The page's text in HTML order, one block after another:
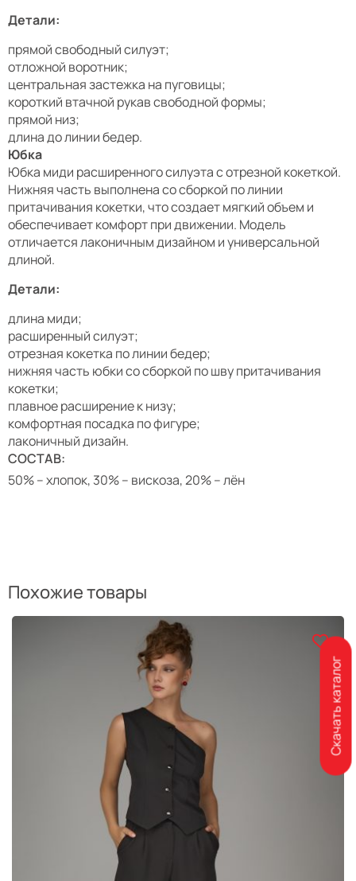
Детали:
прямой свободный силуэт;
отложной воротник;
центральная застежка на пуговицы;
короткий втачной рукав свободной формы;
прямой низ;
длина до линии бедер.
Юбка
Юбка миди расширенного силуэта с отрезной кокеткой.
Нижняя часть выполнена со сборкой по линии
притачивания кокетки, что создает мягкий объем и
обеспечивает комфорт при движении. Модель
отличается лаконичным дизайном и универсальной
длиной.
Детали:
длина миди;
расширенный силуэт;
отрезная кокетка по линии бедер;
нижняя часть юбки со сборкой по шву притачивания
кокетки;
плавное расширение к низу;
комфортная посадка по фигуре;
лаконичный дизайн.
СОСТАВ:
50% – хлопок, 30% – вискоза, 20% – лён
Похожие товары
Скачать каталог